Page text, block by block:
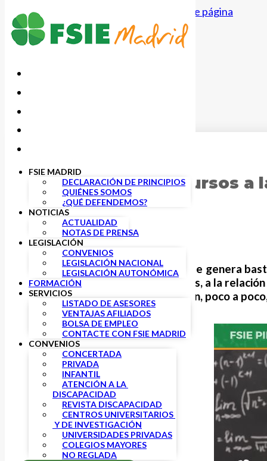
Saltar al contenido principal Saltar al pie de página
FSIE MADRID
DECLARACIÓN DE PRINCIPIOS
QUIÉNES SOMOS
¿QUÉ DEFENDEMOS?
NOTICIAS
ACTUALIDAD
NOTAS DE PRENSA
LEGISLACIÓN
CONVENIOS
LEGISLACIÓN NACIONAL
LEGISLACIÓN AUTONÓMICA
FORMACIÓN
SERVICIOS
LISTADO DE ASESORES
VENTAJAS AFILIADOS
BOLSA DE EMPLEO
CONTACTE CON FSIE MADRID
CONVENIOS
CONCERTADA
PRIVADA
INFANTIL
ATENCIÓN A LA
DISCAPACIDAD
REVISTA DISCAPACIDAD
CENTROS UNIVERSITARIOS
Y DE INVESTIGACIÓN
UNIVERSIDADES PRIVADAS
COLEGIOS MAYORES
NO REGLADA
FSIE pide más recursos
de los Docentes
La docencia es una profesión que genera
con recursos a menudo limitados, a la
Son muchas razones que afectan, poco a